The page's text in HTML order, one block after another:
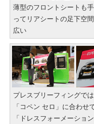
薄型のフロントシートも
ってリアシートの足下空
広い
プレスブリーフィングで
「コペン セロ」に合わせ
「ドレスフォーメーショ